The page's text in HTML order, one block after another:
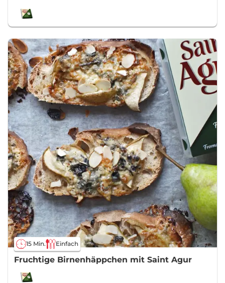
15 Min. Einfach
Fruchtige Birnenhäppchen mit Saint Agur